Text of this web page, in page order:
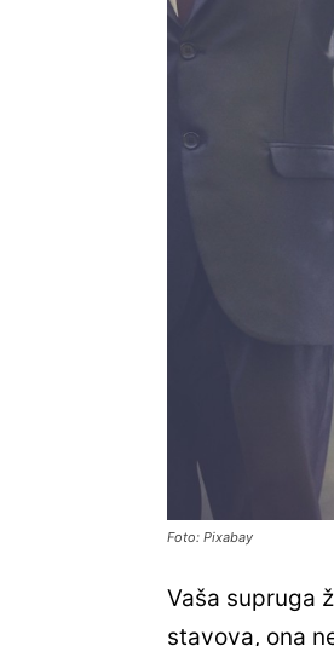
Foto: Pixabay
Vaša supruga
stavova, ona